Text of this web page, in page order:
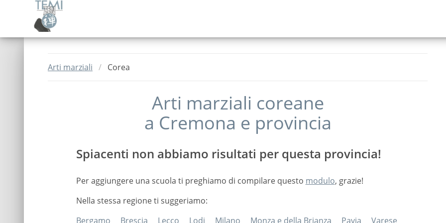
Arti marziali Corea
Arti marziali coreane
a Cremona e provincia
Spiacenti non abbiamo risultati per questa provincia!
Per aggiungere una scuola ti preghiamo di compilare questo modulo, grazie!
Nella stessa regione ti suggeriamo:
Bergamo
Brescia Lecco Lodi Milano Monza e della Brianza Pavia Varese